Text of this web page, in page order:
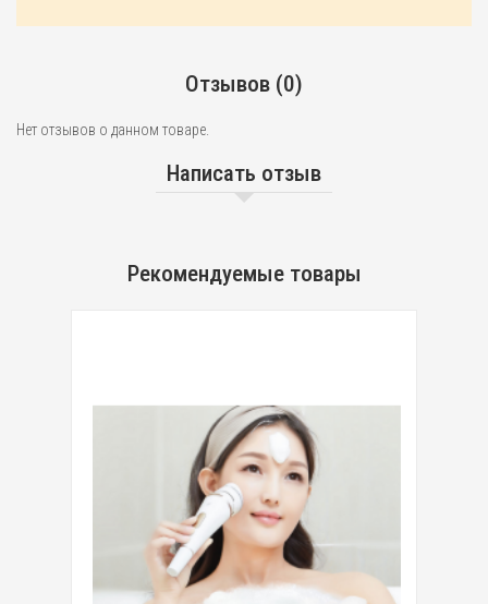
Отзывов (0)
Нет отзывов о данном товаре.
Написать отзыв
Рекомендуемые товары